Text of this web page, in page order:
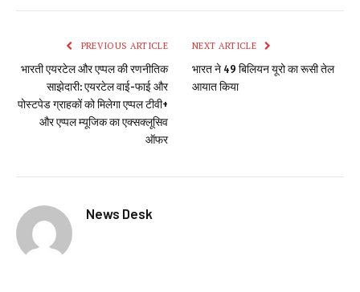
PREVIOUS ARTICLE
भारती एयरटेल और एप्पल की रणनीतिक
साझेदारी: एयरटेल वाई-फाई और
पोस्टपेड ग्राहकों को मिलेगा एप्पल टीवी+
और एप्पल म्यूजिक का एक्सक्लूसिव
ऑफर
NEXT ARTICLE
भारत ने 49 बिलियन यूरो का रूसी तेल
आयात किया
News Desk